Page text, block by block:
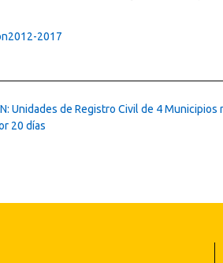
2017
Unidades de Registro Civil de 4 Municipios
20 días